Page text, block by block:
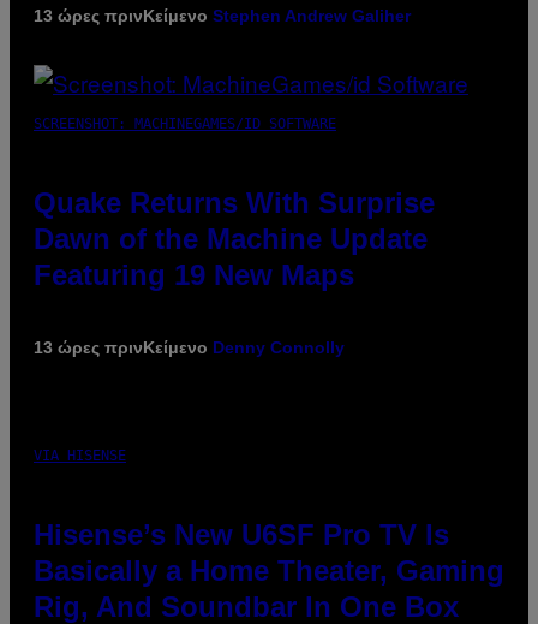
13 ώρες πρινΚείμενο Stephen Andrew Galiher
SCREENSHOT: MACHINEGAMES/ID SOFTWARE
Quake Returns With Surprise
Dawn of the Machine Update
Featuring 19 New Maps
13 ώρες πρινΚείμενο Denny Connolly
VIA HISENSE
Hisense’s New U6SF Pro TV Is
Basically a Home Theater, Gaming
Rig, And Soundbar In One Box